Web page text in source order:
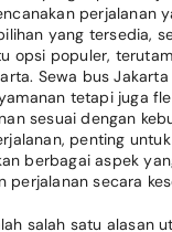
perjalanan
yang tersedia,
opsi populer,
Sewa bus
tetapi juga
sesuai dengan
penting untuk
berbagai aspek
perjalanan secara
salah satu alasan